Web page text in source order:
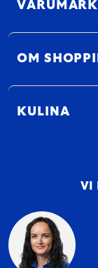
OM
KULINA
VI